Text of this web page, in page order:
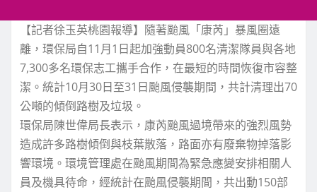
【記者徐玉英桃園報導】隨著颱風「康芮」暴風圈遠
離，環保局自11月1日起加強動員800名清潔隊員與各地
7,300多名環保志工攜手合作，在最短的時間恢復市容整
潔。統計10月30日至31日颱風侵襲期間，共計清理出70
公噸的傾倒路樹及垃圾。
環保局陳世偉局長表示，康芮颱風過境帶來的強烈風勢
造成許多路樹傾倒與枝葉散落，路面亦有廢棄物掉落影
響環境。環境管理處在颱風期間為緊急應變安排相關人
員及機具待命，經統計在颱風侵襲期間，共出動150部